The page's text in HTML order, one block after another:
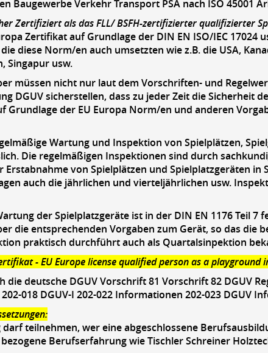
Baugewerbe Verkehr Transport PSA nach ISO 45001
Zertifiziert als das FLL/ BSFH-zertifizierter qualifizierter
Zertifikat auf Grundlage der DIN EN ISO/IEC 17024
diese Norm/en auch umsetzten wie z.B. die USA,
Singapur usw.
müssen nicht nur laut dem Vorschriften- und
DGUV sicherstellen, dass zu jeder Zeit die Sicherheit
Grundlage der EU Europa Norm/en und anderen
Wartung und Inspektion von Spielplätzen,
Die regelmäßigen Inspektionen sind durch
von Spielplätzen und Spielplatzgeräten in
auch die jährlichen und vierteljährlichen usw.
der Spielplatzgeräte ist in der DIN EN 1176 Teil 7
die entsprechenden Vorgaben zum Gerät, so das die
praktisch durchführt auch als Quartalsinpektion
- EU Europe license qualified person as a playground
die deutsche DGUV Vorschrift 81 Vorschrift 82 DGUV
018 DGUV-I 202-022 Informationen 202-023 DGUV
darf teilnehmen, wer eine abgeschlossene
Berufserfahrung wie Tischler Schreiner